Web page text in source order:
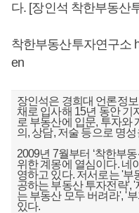
다. [장인석 착한부동산
착한부동산투자연구소
en
장인석은 경희대 언론정
채로 입사해 15년 동안 기
로 부동산에 입문, 투자와
의, 상담, 저술 등으로 명
2009년 7월부터 ‘착한부
위한 계몽에 열심이다. 네
영하고 있다. 저서로는 '부
공하는 부동산 투자전략',
는 부동산 모두 버려라', '
있다.